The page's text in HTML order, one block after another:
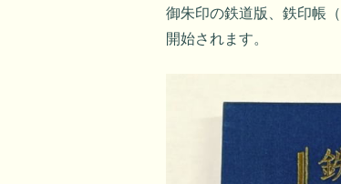
御朱印の鉄道版、鉄印帳
開始されます。